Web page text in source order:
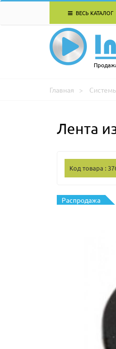
ВЕСЬ КАТАЛОГ
Главная
Лента
Код товара :
Распродажа